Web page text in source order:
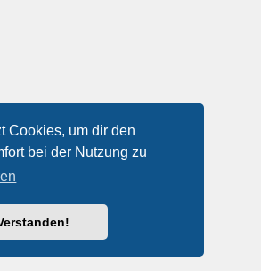
Cookies, um dir den
bei der Nutzung zu